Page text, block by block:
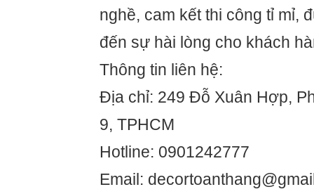
nghề, cam kết thi công tỉ mỉ,
đến sự hài lòng cho khách
Thông tin liên hệ:
Địa chỉ: 249 Đỗ Xuân Hợp,
9, TPHCM
Hotline: 0901242777
Email: